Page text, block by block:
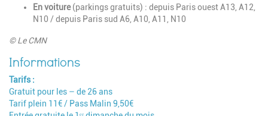
En voiture(parkings gratuits) : depuis Paris ouest A13, A12,
N10 / depuis Paris sud A6, A10, A11, N10
© Le CMN
Tarifs
Gratuit pour les – de 26 ans
Tarif plein 11€ / Pass Malin 9,50€